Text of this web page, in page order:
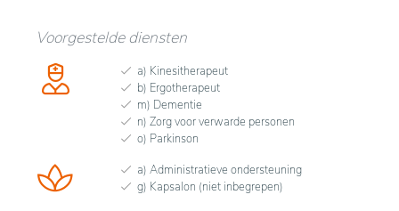
Voorgestelde diensten
a) Kinesitherapeut
b) Ergotherapeut
m) Dementie
n) Zorg voor verwarde personen
o) Parkinson
a) Administratieve ondersteuning
g) Kapsalon (niet inbegrepen)